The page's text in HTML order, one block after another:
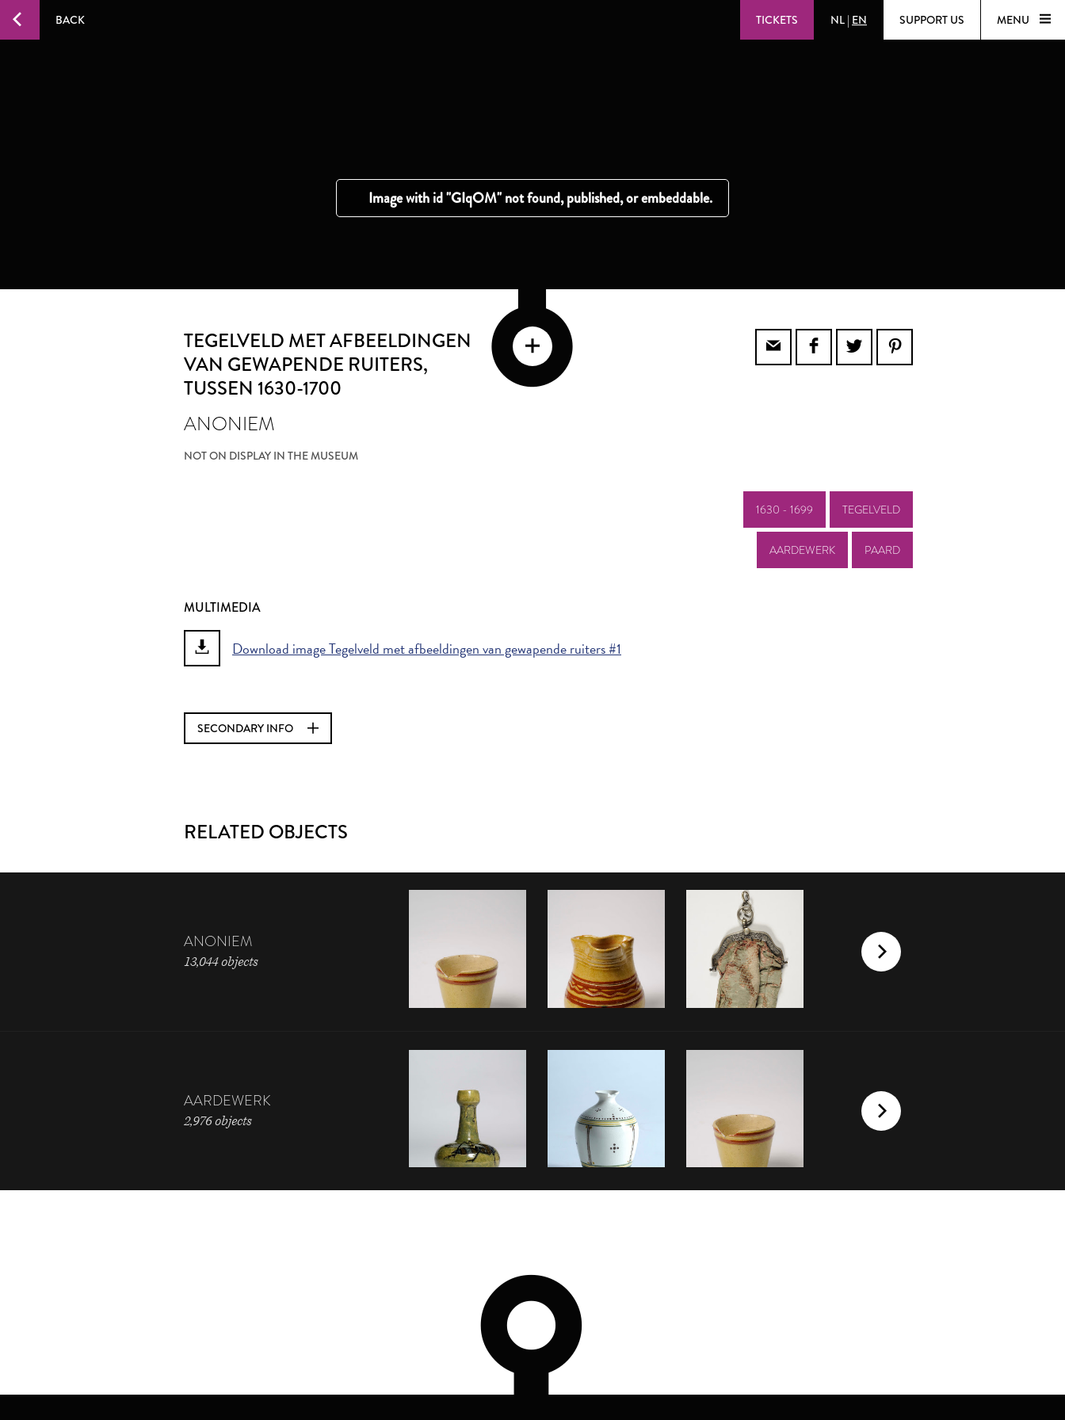
BACK TICKETS NL | EN SUPPORT US MENU
TEGELVELD MET AFBEELDINGEN
VAN GEWAPENDE RUITERS,
TUSSEN 1630-1700
ANONIEM
NOT ON DISPLAY IN THE MUSEUM
1630 - 1699 TEGELVELD
AARDEWERK PAARD
MULTIMEDIA
Download image Tegelveld met afbeeldingen van gewapende ruiters #1
SECONDARY INFO
RELATED OBJECTS
ANONIEM
13,044 objects
AARDEWERK
2,976 objects